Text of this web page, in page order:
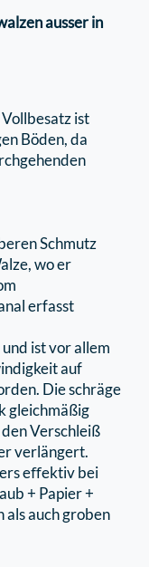
ausser in
ist
Böden, da
Schmutz
wo er
erfasst
ist vor allem
auf
Die schräge
gleichmäßig
Verschleiß
verlängert.
eﬀektiv bei
+ Papier +
als auch groben